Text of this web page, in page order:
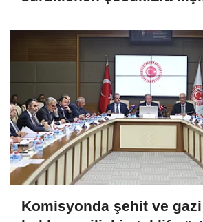
görüşmeleri tamamlandı
Komisyonda şehit ve